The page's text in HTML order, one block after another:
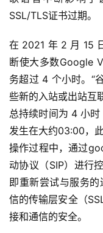
SSL/TLS证书过期。
在 2021 年 2 月 15
断使大多数Google
务超过 4 个小时。“
些新的入站或出站互
总持续时间为 4 小
发生在大约03:00，
操作过程中，通过
动协议（SIP）进行
即重新尝试与服务
信的传输层安全（
接和通信的安全。